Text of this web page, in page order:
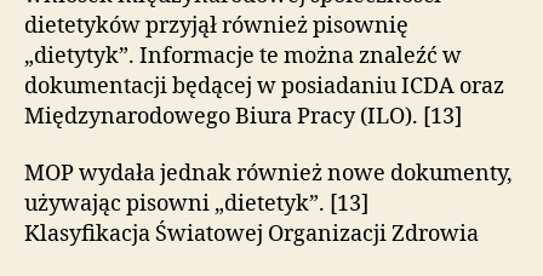
dietetyków przyjął również pisownię
„dietytyk”. Informacje te można znaleźć w
dokumentacji będącej w posiadaniu ICDA oraz
Międzynarodowego Biura Pracy (ILO). [13]
MOP wydała jednak również nowe dokumenty,
używając pisowni „dietetyk”. [13]
Klasyfikacja Światowej Organizacji Zdrowia